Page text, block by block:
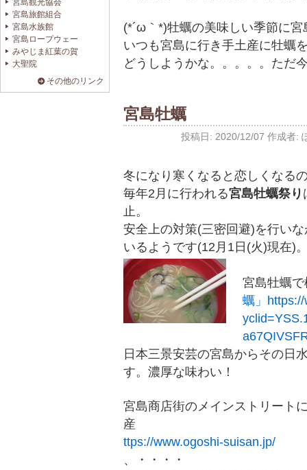
(*´ω｀*)牡蠣の美味しい季節に
いつも宮島に行き手土産に牡蠣
どうしようかな。。。。。ただ
宮島牡蠣
投稿日: 2020/12/07 作成者:
冬になり寒くなると恋しくなる
毎年2月に行われる宮島牡蠣祭り
止。
安全上の対策(三密回避)を行い
いるようです(12月1日(火)現在)
宮島牡蠣
蠣」
日本三景安芸の宮島からその日
す。濃厚な味わい！
宮島商店街のメインストリート
産
ttps://www.ogoshi-suisan.jp/
、・・・・
宮島観光協会
宮島旅館組合
宮島水族館
宮島ロープウェー
みやじま紅葉の賀
大聖院
その他のリンク